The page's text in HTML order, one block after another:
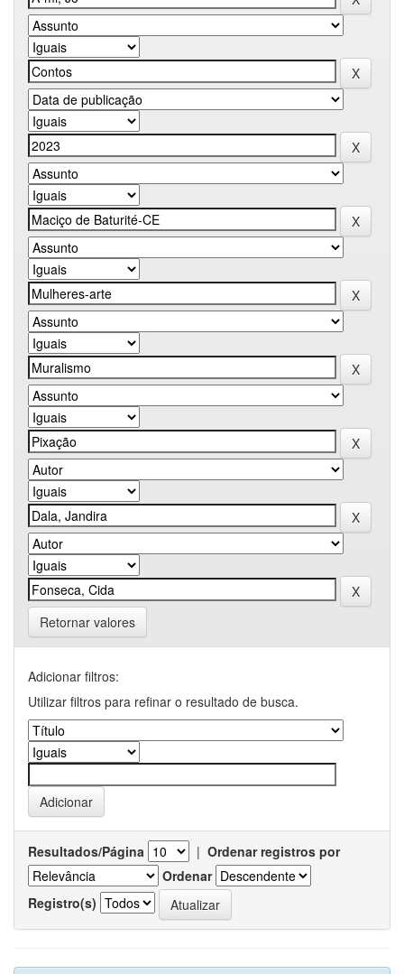
Retornar valores
Adicionar filtros:
Utilizar filtros para refinar o resultado de busca.
Resultados/Página | Ordenar registros por
Ordenar
Registro(s)